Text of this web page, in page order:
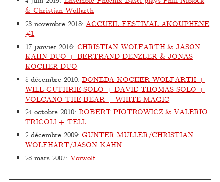
& Christian Wolfarth
23 novembre 2018:ACCUEIL FESTIVAL AKOUPHENE
#1
17 janvier 2016:CHRISTIAN WOLFARTH & JASON
KAHN DUO + BERTRAND DENZLER & JONAS
KOCHER DUO
5 décembre 2010:DONEDA-KOCHER-WOLFARTH +
WILL GUTHRIE SOLO + DAVID THOMAS SOLO +
VOLCANO THE BEAR + WHITE MAGIC
24 octobre 2010:ROBERT PIOTROWICZ & VALERIO
TRICOLI + TELL
2 décembre 2009:GÜNTER MÜLLER/CHRISTIAN
WOLFHART/JASON KAHN
28 mars 2007:Vorwolf